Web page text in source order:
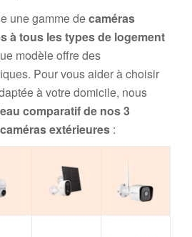
une gamme decaméras
à tous les types de logement
modèle offre des
Pour vous aider à choisir
à votre domicile, nous
comparatif de nos 3
extérieures :